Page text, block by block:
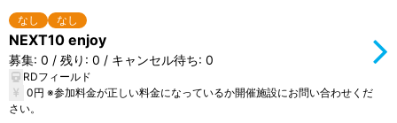
なし なし
NEXT10 enjoy
募集: 0 / 残り: 0 / キャンセル待ち: 0
RDフィールド
0円 ※参加料金が正しい料金になっているか開催施設にお問い合わせくだ
さい。